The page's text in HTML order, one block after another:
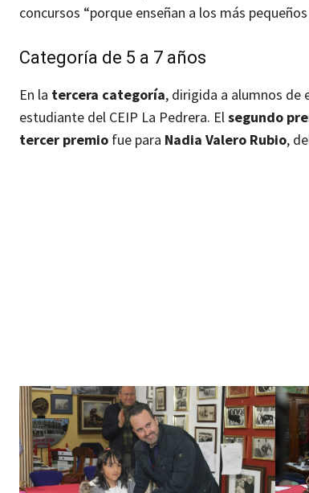
concursos “porque enseñan a los más
Categoría de 5 a 7 años
En la tercera categoría, dirigida a alumnos de
estudiante del CEIP La Pedrera. Elsegundo
tercer premio fue para Nadia Valero Rubio,